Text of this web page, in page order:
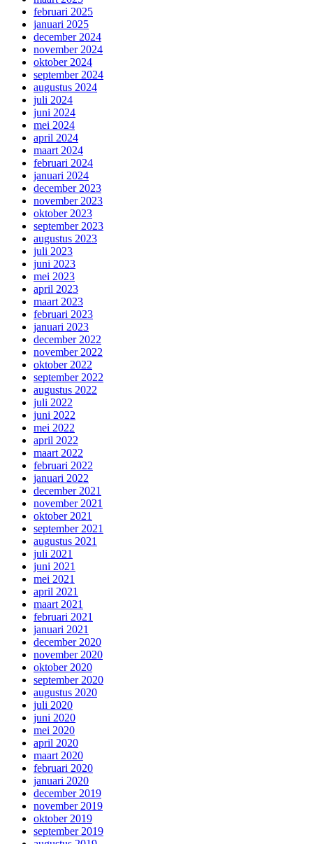
februari 2025
januari 2025
december 2024
november 2024
oktober 2024
september 2024
augustus 2024
juli 2024
juni 2024
mei 2024
april 2024
maart 2024
februari 2024
januari 2024
december 2023
november 2023
oktober 2023
september 2023
augustus 2023
juli 2023
juni 2023
mei 2023
april 2023
maart 2023
februari 2023
januari 2023
december 2022
november 2022
oktober 2022
september 2022
augustus 2022
juli 2022
juni 2022
mei 2022
april 2022
maart 2022
februari 2022
januari 2022
december 2021
november 2021
oktober 2021
september 2021
augustus 2021
juli 2021
juni 2021
mei 2021
april 2021
maart 2021
februari 2021
januari 2021
december 2020
november 2020
oktober 2020
september 2020
augustus 2020
juli 2020
juni 2020
mei 2020
april 2020
maart 2020
februari 2020
januari 2020
december 2019
november 2019
oktober 2019
september 2019